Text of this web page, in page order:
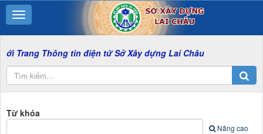
Thông tin điện tử Sở Xây dựng Lai Châu
Từ khóa
Nâng cao